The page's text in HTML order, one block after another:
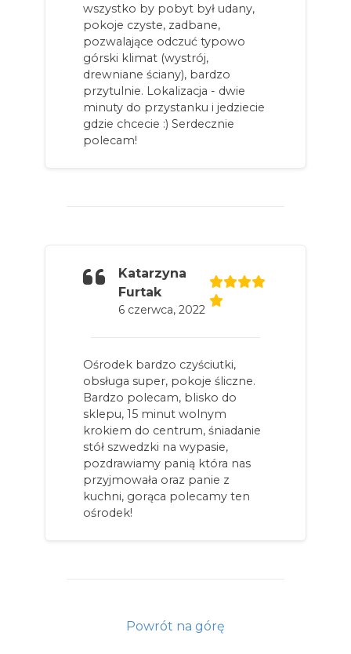
wszystko by pobyt był udany,
pokoje czyste, zadbane,
pozwalające odczuć typowo
górski klimat (wystrój,
drewniane ściany), bardzo
przytulnie. Lokalizacja - dwie
minuty do przystanku i jedziecie
gdzie chcecie :) Serdecznie
polecam!
Katarzyna
Furtak
6 czerwca, 2022
Ośrodek bardzo czyściutki,
obsługa super, pokoje śliczne.
Bardzo polecam, blisko do
sklepu, 15 minut wolnym
krokiem do centrum, śniadanie
stół szwedzki na wypasie,
pozdrawiamy panią która nas
przyjmowała oraz panie z
kuchni, gorąca polecamy ten
ośrodek!
Powrót na górę